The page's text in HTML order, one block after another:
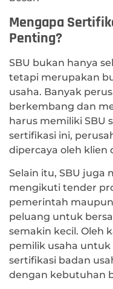
Mengapa
Penting?
SBU bukan hanya
tetapi merupakan
usaha. Banyak
berkembang dan
harus memiliki SBU
sertifikasi ini,
dipercaya oleh klien
Selain itu, SBU juga
mengikuti tender
pemerintah
peluang untuk
semakin kecil. Oleh
pemilik usaha
sertifikasi badan
dengan kebutuhan